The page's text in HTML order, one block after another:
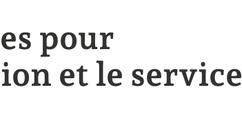
pour
et le service